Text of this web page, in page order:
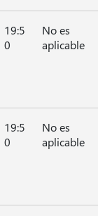
19:5
0
No es
aplicable
19:5
0
No es
aplicable